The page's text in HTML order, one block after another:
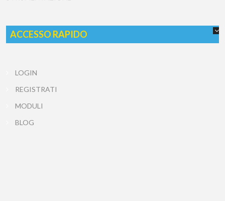
ACCESSO RAPIDO
LOGIN
REGISTRATI
MODULI
BLOG